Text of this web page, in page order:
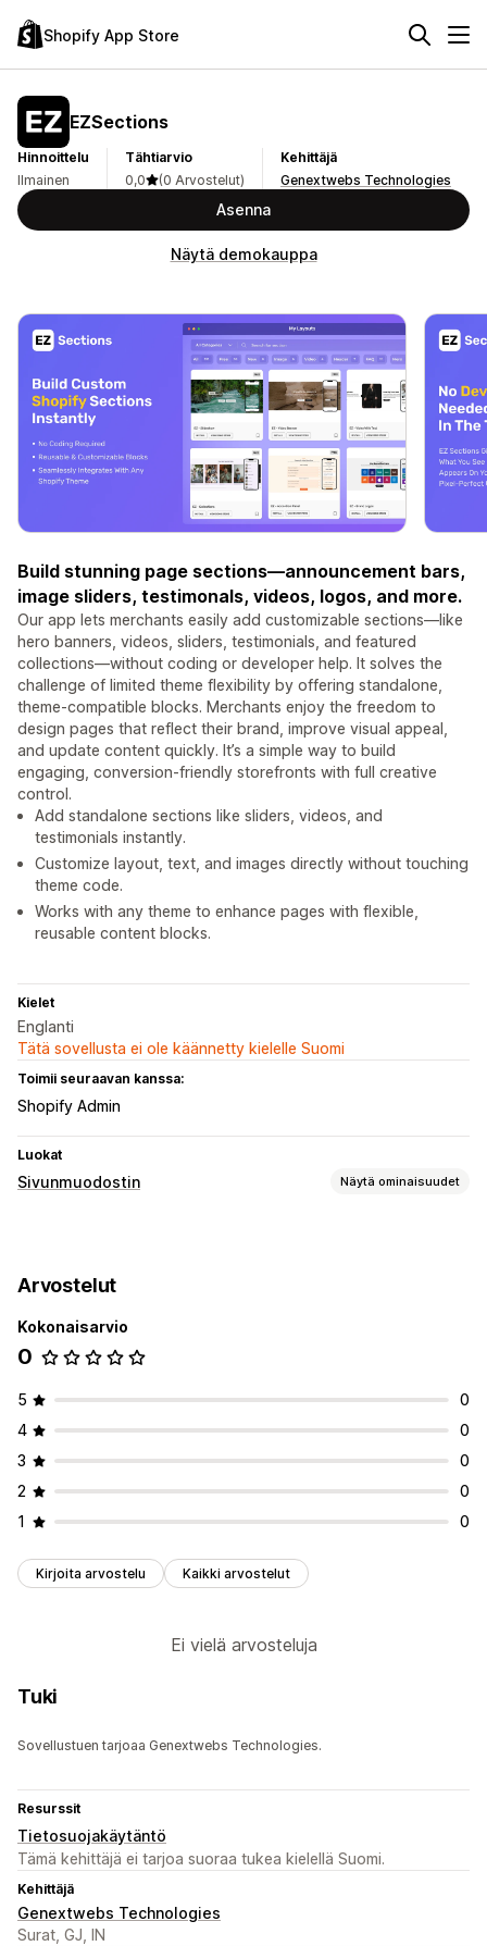
Shopify App Store
EZSections
Hinnoittelu
Ilmainen
Tähtiarvio
0,0
(0 Arvostelut)
Kehittäjä
Genextwebs Technologies
Asenna
Näytä demokauppa
Build stunning page sections—announcement bars,
image sliders, testimonals, videos, logos, and more.
Our app lets merchants easily add customizable sections—like
hero banners, videos, sliders, testimonials, and featured
collections—without coding or developer help. It solves the
challenge of limited theme flexibility by offering standalone,
theme-compatible blocks. Merchants enjoy the freedom to
design pages that reflect their brand, improve visual appeal,
and update content quickly. It’s a simple way to build
engaging, conversion-friendly storefronts with full creative
control.
Add standalone sections like sliders, videos, and
testimonials instantly.
Customize layout, text, and images directly without touching
theme code.
Works with any theme to enhance pages with flexible,
reusable content blocks.
Kielet
Englanti
Tätä sovellusta ei ole käännetty kielelle Suomi
Toimii seuraavan kanssa:
Shopify Admin
Luokat
Sivunmuodostin Näytä ominaisuudet
Usein kysyttyä
Arvostelusivu
Sivujen ylläpito
Arvostelut
Kokonaisarvio
0
5
0
4
0
3
0
2
0
1
0
Kirjoita arvostelu Kaikki arvostelut
Ei vielä arvosteluja
Tuki
Sovellustuen tarjoaa Genextwebs Technologies.
Resurssit
Tietosuojakäytäntö
Tämä kehittäjä ei tarjoa suoraa tukea kielellä Suomi.
Kehittäjä
Genextwebs Technologies
Surat, GJ, IN